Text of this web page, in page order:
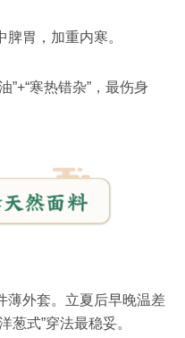
胃，加重内寒。
”+“寒热错杂”，最伤身
薄外套。立夏后早晚温差
葱式”穿法最稳妥。